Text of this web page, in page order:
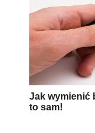
Jak wymienić
to sam!